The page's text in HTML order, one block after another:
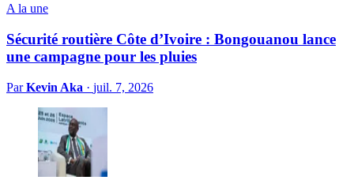
A la une
Sécurité routière Côte d’Ivoire : Bongouanou lance
une campagne pour les pluies
ParKevin Aka · juil. 7, 2026